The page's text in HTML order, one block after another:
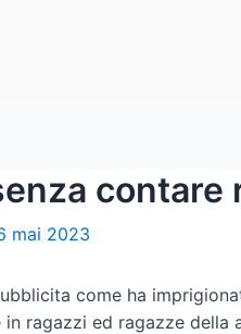
mai 2023
come ha
ragazzi ed ragazze